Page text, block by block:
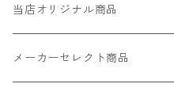
当店オリジナル商品
レザー（革）
メーカーセレクト商品